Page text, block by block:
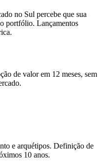
no Sul percebe que sua
portfólio. Lançamentos
de valor em 12 meses, sem
e arquétipos. Definição de
10 anos.